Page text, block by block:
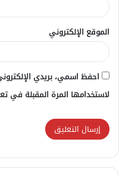
الموقع الإلكتروني
احفظ اسمي، بريدي
لاستخدامها المرة المقبلة في